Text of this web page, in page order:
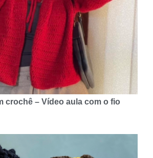
crochê – Vídeo aula com o fio